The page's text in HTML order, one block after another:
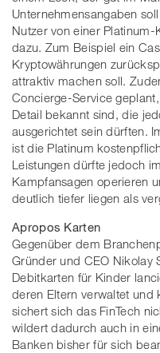
Unternehmensangaben
Nutzer von einer
dazu. Zum Beispiel ein
Kryptowährungen
attraktiv machen soll.
Concierge-Service
Detail bekannt sind, die
ausgerichtet sein dürften.
ist die Platinum
Leistungen dürfte jedoch
Kampfansagen operieren
deutlich tiefer liegen als
Apropos Karten
Gegenüber dem
Gründer und CEO Nikolay
Debitkarten für Kinder
deren Eltern verwaltet und
sichert sich das FinTech
wildert dadurch auch in
Banken bisher für sich